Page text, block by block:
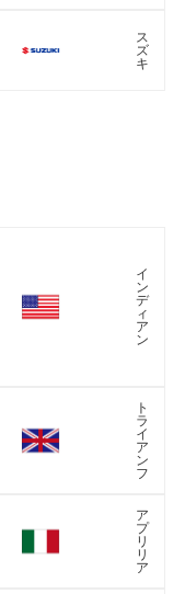
ス
ズ
キ
イ
ン
デ
ィ
ア
ン
ト
ラ
イ
ア
ン
フ
ア
プ
リ
リ
ア